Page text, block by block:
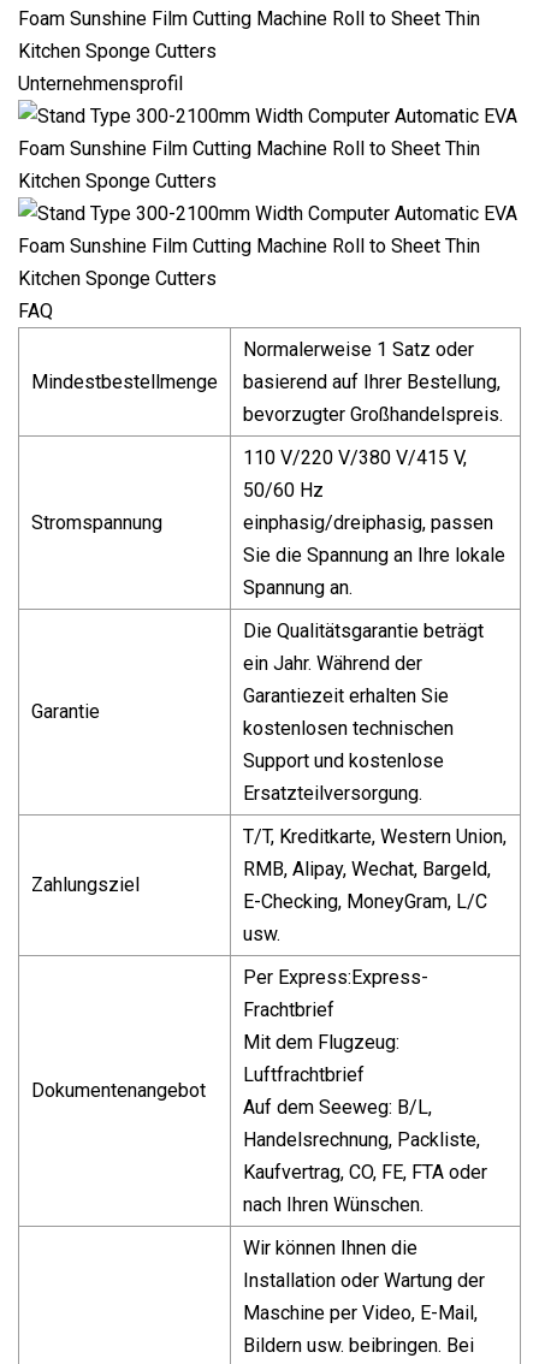
Unternehmensprofil
FAQ
Mindestbestellmenge
Normalerweise 1 Satz oder
basierend auf Ihrer Bestellung,
bevorzugter Großhandelspreis.
Stromspannung
110 V/220 V/380 V/415 V,
50/60 Hz
einphasig/dreiphasig, passen
Sie die Spannung an Ihre lokale
Spannung an.
Garantie
Die Qualitätsgarantie beträgt
ein Jahr. Während der
Garantiezeit erhalten Sie
kostenlosen technischen
Support und kostenlose
Ersatzteilversorgung.
Zahlungsziel
T/T, Kreditkarte, Western Union,
RMB, Alipay, Wechat, Bargeld,
E-Checking, MoneyGram, L/C
usw.
Dokumentenangebot
Per Express:Express-
Frachtbrief
Mit dem Flugzeug:
Luftfrachtbrief
Auf dem Seeweg: B/L,
Handelsrechnung, Packliste,
Kaufvertrag, CO, FE, FTA oder
nach Ihren Wünschen.
Wir können Ihnen die
Installation oder Wartung der
Maschine per Video, E-Mail,
Bildern usw. beibringen. Bei